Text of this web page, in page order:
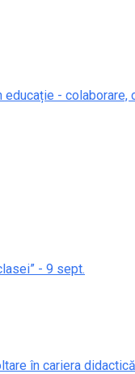
-
- 9 sept.
în cariera